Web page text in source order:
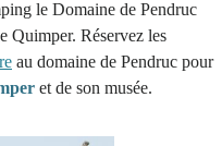
le Domaine de Pendruc
Quimper. Réservez les
au domaine de Pendruc pour
et de son musée.